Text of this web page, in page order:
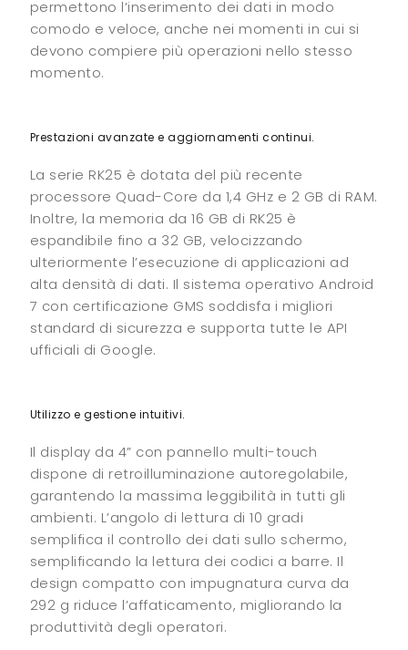
permettono l’inserimento dei dati in modo
comodo e veloce, anche nei momenti in cui si
devono compiere più operazioni nello stesso
momento.
Prestazioni avanzate e aggiornamenti continui.
La serie RK25 è dotata del più recente
processore Quad-Core da 1,4 GHz e 2 GB di RAM.
Inoltre, la memoria da 16 GB di RK25 è
espandibile fino a 32 GB, velocizzando
ulteriormente l’esecuzione di applicazioni ad
alta densità di dati. Il sistema operativo Android
7 con certificazione GMS soddisfa i migliori
standard di sicurezza e supporta tutte le API
ufficiali di Google.
Utilizzo e gestione intuitivi.
Il display da 4” con pannello multi-touch
dispone di retroilluminazione autoregolabile,
garantendo la massima leggibilità in tutti gli
ambienti. L’angolo di lettura di 10 gradi
semplifica il controllo dei dati sullo schermo,
semplificando la lettura dei codici a barre. Il
design compatto con impugnatura curva da
292 g riduce l’affaticamento, migliorando la
produttività degli operatori.